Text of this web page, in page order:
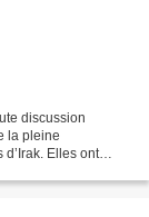
discussion
la pleine
Elles ont